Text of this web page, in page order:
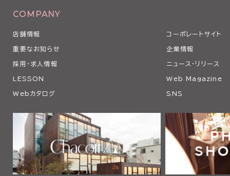
COMPANY
店舗情報 コーポレートサイト
重要なお知らせ 企業情報
採用・求人情報 ニュース・リリース
LESSON Web Magazine
Webカタログ SNS